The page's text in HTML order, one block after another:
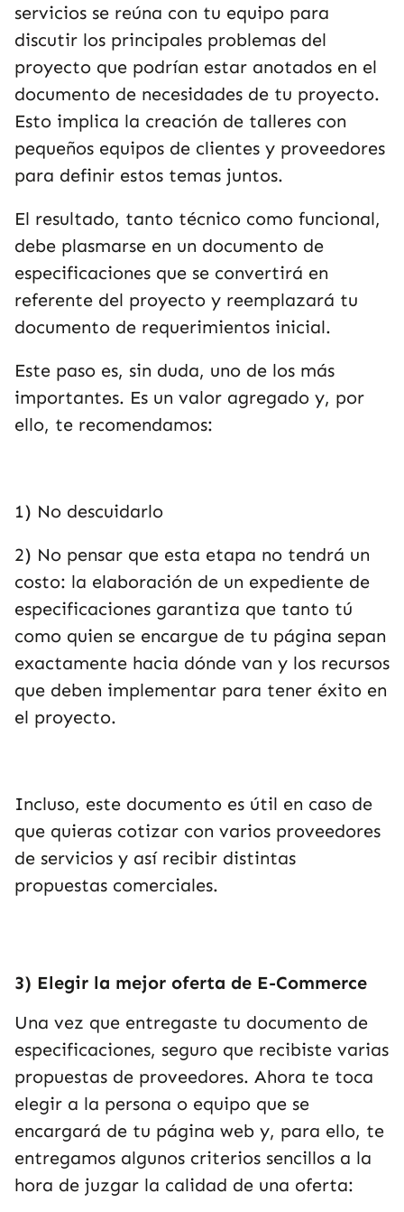
servicios se reúna con tu equipo para
discutir los principales problemas del
proyecto que podrían estar anotados en el
documento de necesidades de tu proyecto.
Esto implica la creación de talleres con
pequeños equipos de clientes y proveedores
para definir estos temas juntos.
El resultado, tanto técnico como funcional,
debe plasmarse en un documento de
especificaciones que se convertirá en
referente del proyecto y reemplazará tu
documento de requerimientos inicial.
Este paso es, sin duda, uno de los más
importantes. Es un valor agregado y, por
ello, te recomendamos:
1) No descuidarlo
2) No pensar que esta etapa no tendrá un
costo: la elaboración de un expediente de
especificaciones garantiza que tanto tú
como quien se encargue de tu página sepan
exactamente hacia dónde van y los recursos
que deben implementar para tener éxito en
el proyecto.
Incluso, este documento es útil en caso de
que quieras cotizar con varios proveedores
de servicios y así recibir distintas
propuestas comerciales.
3) Elegir la mejor oferta de E-Commerce
Una vez que entregaste tu documento de
especificaciones, seguro que recibiste varias
propuestas de proveedores. Ahora te toca
elegir a la persona o equipo que se
encargará de tu página web y, para ello, te
entregamos algunos criterios sencillos a la
hora de juzgar la calidad de una oferta: